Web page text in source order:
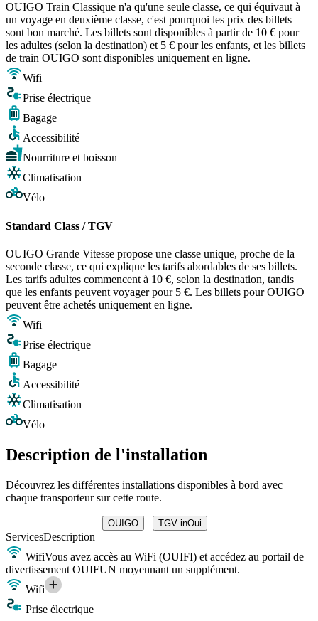
OUIGO Train Classique n'a qu'une seule classe, ce qui équivaut à
un voyage en deuxième classe, c'est pourquoi les prix des billets
sont bon marché. Les billets sont disponibles à partir de 10 € pour
les adultes (selon la destination) et 5 € pour les enfants, et les billets
de train OUIGO sont disponibles uniquement en ligne.
Wifi
Prise électrique
Bagage
Accessibilité
Nourriture et boisson
Climatisation
Vélo
Standard Class / TGV
OUIGO Grande Vitesse propose une classe unique, proche de la
seconde classe, ce qui explique les tarifs abordables de ses billets.
Les tarifs adultes commencent à 10 €, selon la destination, tandis
que les enfants peuvent voyager pour 5 €. Les billets pour OUIGO
peuvent être achetés uniquement en ligne.
Wifi
Prise électrique
Bagage
Accessibilité
Climatisation
Vélo
Description de l'installation
Découvrez les différentes installations disponibles à bord avec
chaque transporteur sur cette route.
OUIGO TGV inOui
ServicesDescription
WifiVous avez accès au WiFi (OUIFI) et accédez au portail de
divertissement OUIFUN moyennant un supplément.
Wifi
Prise électrique